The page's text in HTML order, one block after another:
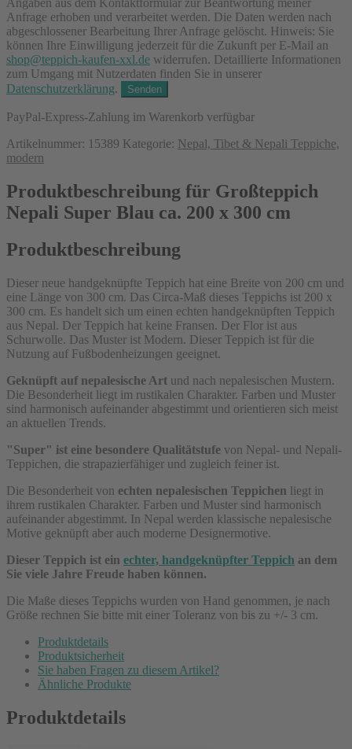
Angaben aus dem Kontaktformular zur Beantwortung meiner
Anfrage erhoben und verarbeitet werden. Die Daten werden nach
abgeschlossener Bearbeitung Ihrer Anfrage gelöscht. Hinweis: Sie
können Ihre Einwilligung jederzeit für die Zukunft per E-Mail an
shop@teppich-kaufen-xxl.de widerrufen. Detaillierte Informationen
zum Umgang mit Nutzerdaten finden Sie in unserer
Datenschutzerklärung.
PayPal-Express-Zahlung im Warenkorb verfügbar
Artikelnummer: 15389 Kategorie: Nepal, Tibet & Nepali Teppiche,
modern
Produktbeschreibung für Großteppich
Nepali Super Blau ca. 200 x 300 cm
Produktbeschreibung
Dieser neue handgeknüpfte Teppich hat eine Breite von 200 cm und
eine Länge von 300 cm. Das Circa-Maß dieses Teppichs ist 200 x
300 cm. Es handelt sich um einen echten handgeknüpften Teppich
aus Nepal. Der Teppich hat keine Fransen. Der Flor ist aus
Schurwolle. Das Muster ist Modern. Dieser Teppich ist für die
Nutzung auf Fußbodenheizungen geeignet.
Geknüpft auf nepalesische Art und nach nepalesischen Mustern.
Die Besonderheit liegt im rustikalen Charakter. Farben und Muster
sind harmonisch aufeinander abgestimmt und orientieren sich meist
an aktuellen Trends.
"Super" ist eine besondere Qualitätstufe von Nepal- und Nepali-
Teppichen, die strapazierfähiger und zugleich feiner ist.
Die Besonderheit von echten nepalesischen Teppichen liegt in
ihrem rustikalen Charakter. Farben und Muster sind harmonisch
aufeinander abgestimmt. In Nepal werden klassische nepalesische
Motive geknüpft aber auch moderne Designermotive.
Dieser Teppich ist ein echter, handgeknüpfter Teppich an dem
Sie viele Jahre Freude haben können.
Die Maße dieses Teppichs wurden von Hand genommen, je nach
Größe rechnen Sie bitte mit einer Toleranz von bis zu +/- 3 cm.
Produktdetails
Produktsicherheit
Sie haben Fragen zu diesem Artikel?
Ähnliche Produkte
Produktdetails